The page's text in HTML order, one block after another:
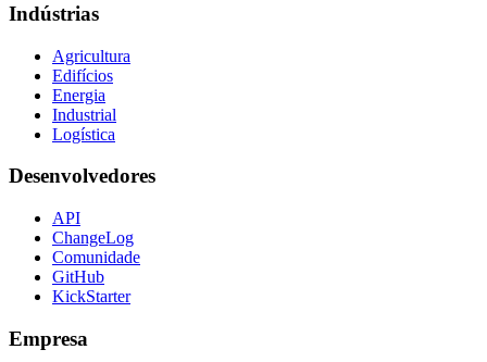
Indústrias
Agricultura
Edifícios
Energia
Industrial
Logística
Desenvolvedores
API
ChangeLog
Comunidade
GitHub
KickStarter
Empresa